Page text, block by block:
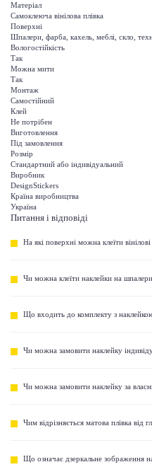
Матеріал
Самоклеюча вінілова плівка
Поверхні
Шпалери, фарба, кахель, меблі, скло,
Вологостійкість
Так
Можна мити
Так
Монтаж
Самостійний
Клей
Не потрібен
Виготовлення
Під замовлення
Розмір
Стандартний або індивідуальний
Виробник
DesignStickers
Країна виробництва
Україна
Питання і відповіді
На які поверхні можна клеїти
Чи можна клеїти наклейки на
Що входить до комплекту з
Чи можна замовити наклейку
Чи можна замовити наклейку за
Чим відрізняється матова плівка від
Що означає дзеркальне зображення